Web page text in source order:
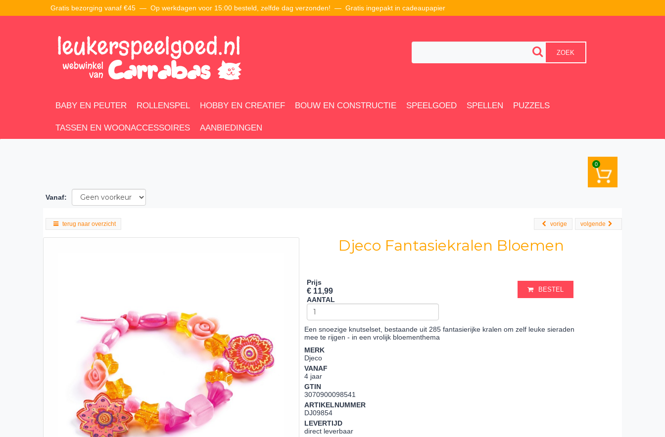
Gratis bezorging vanaf €45 — Op werkdagen voor 15:00 besteld, zelfde dag verzonden! — Gratis ingepakt in cadeaupapier
ZOEK
BABY EN PEUTER ROLLENSPEL HOBBY EN CREATIEF BOUW EN CONSTRUCTIE SPEELGOED SPELLEN PUZZELS
TASSEN EN WOONACCESSOIRES AANBIEDINGEN
0
Vanaf:
terug naar overzicht volgende
vorige
Djeco Fantasiekralen Bloemen
Prijs
€ 11,99
AANTAL
BESTEL
Een snoezige knutselset, bestaande uit 285 fantasierijke kralen om zelf leuke sieraden
mee te rijgen - in een vrolijk bloementhema
MERK
Djeco
VANAF
4 jaar
GTIN
3070900098541
ARTIKELNUMMER
DJ09854
LEVERTIJD
direct leverbaar